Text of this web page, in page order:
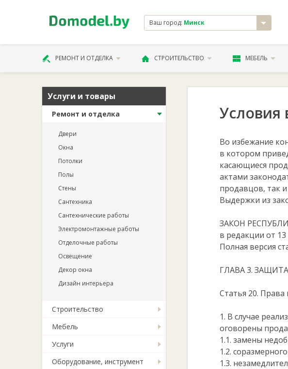
Ваш город: Минск
РЕМОНТ И ОТДЕЛКА СТРОИТЕЛЬСТВО МЕБЕЛЬ
Услуги и товары
Ремонт и отделка
Двери
Окна
Потолки
Полы
Стены
Сантехника
Сантехнические работы
Электромонтажные работы
Отделочные работы
Освещение
Декор окна
Дизайн интерьера
Строительство
Мебель
Услуги
Оборудование, инструмент
Условия
Во избежание
в котором
касающиеся
актами
продавцов, так
Выдержки из
ЗАКОН
в редакции от
Полная версия
ГЛАВА 3.
Статья 20. Права
1. В случае
оговорены
1.1. замены
1.2.
1.3.